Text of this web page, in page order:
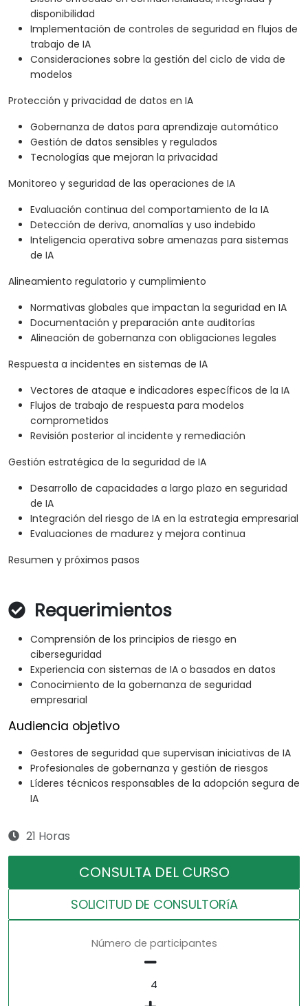
disponibilidad
Implementación de controles de seguridad en flujos de
trabajo de IA
Consideraciones sobre la gestión del ciclo de vida de
modelos
Protección y privacidad de datos en IA
Gobernanza de datos para aprendizaje automático
Gestión de datos sensibles y regulados
Tecnologías que mejoran la privacidad
Monitoreo y seguridad de las operaciones de IA
Evaluación continua del comportamiento de la IA
Detección de deriva, anomalías y uso indebido
Inteligencia operativa sobre amenazas para sistemas
de IA
Alineamiento regulatorio y cumplimiento
Normativas globales que impactan la seguridad en IA
Documentación y preparación ante auditorías
Alineación de gobernanza con obligaciones legales
Respuesta a incidentes en sistemas de IA
Vectores de ataque e indicadores específicos de la IA
Flujos de trabajo de respuesta para modelos
comprometidos
Revisión posterior al incidente y remediación
Gestión estratégica de la seguridad de IA
Desarrollo de capacidades a largo plazo en seguridad
de IA
Integración del riesgo de IA en la estrategia empresarial
Evaluaciones de madurez y mejora continua
Resumen y próximos pasos
Requerimientos
Comprensión de los principios de riesgo en
ciberseguridad
Experiencia con sistemas de IA o basados en datos
Conocimiento de la gobernanza de seguridad
empresarial
Audiencia objetivo
Gestores de seguridad que supervisan iniciativas de IA
Profesionales de gobernanza y gestión de riesgos
Líderes técnicos responsables de la adopción segura de
IA
21 Horas
CONSULTA DEL CURSO
SOLICITUD DE CONSULTORíA
Número de participantes